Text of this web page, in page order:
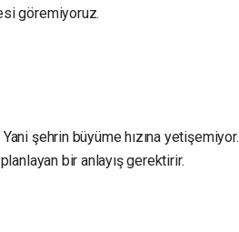
göremiyoruz.
şehrin büyüme hızına yetişemiyor.
bir anlayış gerektirir.